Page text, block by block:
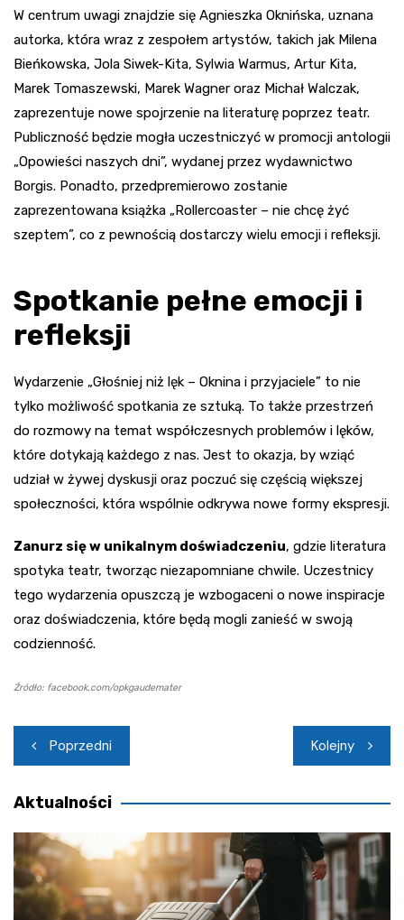
W centrum uwagi znajdzie się Agnieszka Oknińska, uznana
autorka, która wraz z zespołem artystów, takich jak Milena
Bieńkowska, Jola Siwek-Kita, Sylwia Warmus, Artur Kita,
Marek Tomaszewski, Marek Wagner oraz Michał Walczak,
zaprezentuje nowe spojrzenie na literaturę poprzez teatr.
Publiczność będzie mogła uczestniczyć w promocji antologii
„Opowieści naszych dni”, wydanej przez wydawnictwo
Borgis. Ponadto, przedpremierowo zostanie
zaprezentowana książka „Rollercoaster – nie chcę żyć
szeptem”, co z pewnością dostarczy wielu emocji i refleksji.
Spotkanie pełne emocji i
refleksji
Wydarzenie „Głośniej niż lęk – Oknina i przyjaciele” to nie
tylko możliwość spotkania ze sztuką. To także przestrzeń
do rozmowy na temat współczesnych problemów i lęków,
które dotykają każdego z nas. Jest to okazja, by wziąć
udział w żywej dyskusji oraz poczuć się częścią większej
społeczności, która wspólnie odkrywa nowe formy ekspresji.
Zanurz się w unikalnym doświadczeniu, gdzie literatura
spotyka teatr, tworząc niezapomniane chwile. Uczestnicy
tego wydarzenia opuszczą je wzbogaceni o nowe inspiracje
oraz doświadczenia, które będą mogli zanieść w swoją
codzienność.
Źródło: facebook.com/opkgaudemater
Nawigacja
wpisu
Poprzedni Kolejny
Aktualności